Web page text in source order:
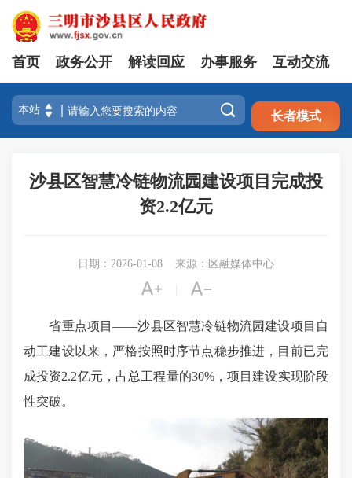
注册 登录
首页 政务公开 解读回应 办事服务 互动交流
 长者模式
沙县区智慧冷链物流园建设项目完成投
资2.2亿元
日期：2026-01-08 来源：区融媒体中心
 
省重点项目——沙县区智慧冷链物流园建设项目自
动工建设以来，严格按照时序节点稳步推进，目前已完
成投资2.2亿元，占总工程量的30%，项目建设实现阶段
性突破。